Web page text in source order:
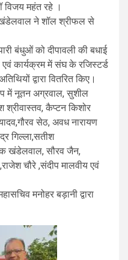
विजय महंत रहे ।
खंडेलवाल ने शॉल श्रीफल से
बंधुओं को दीपावली की बधाई
कार्यक्रम में संघ के रजिस्टर्ड
द्वारा वितरित किए।
में नूतन अग्रवाल, सुशील
श्रीवास्तव, कैप्टन किशोर
सेठ, अवध नारायण
गिल्ला,सतीश
खंडेलवाल, सौरव जैन,
चौरे ,संदीप मालवीय एवं
मनोहर बड़ानी द्वारा